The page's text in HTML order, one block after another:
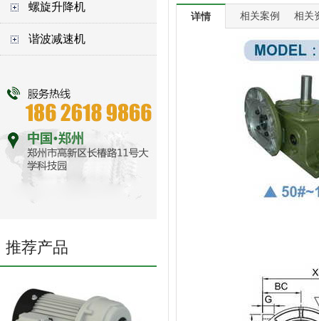
螺旋升降机
谐波减速机
推荐产品
详情 相关案例 相关